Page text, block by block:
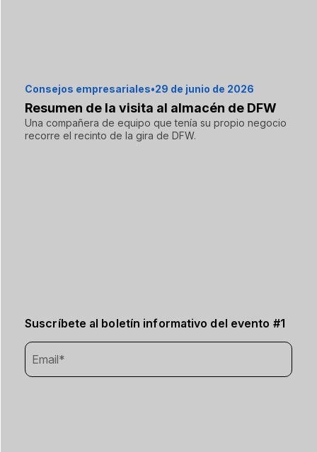
Consejos empresariales•29 de junio de 2026
Resumen de la visita al almacén de DFW
Una compañera de equipo que tenía su propio negocio
recorre el recinto de la gira de DFW.
Suscríbete al boletín informativo del evento #1